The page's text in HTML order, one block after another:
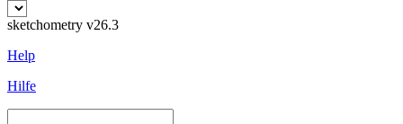
sketchometry v26.3
Help
Hilfe